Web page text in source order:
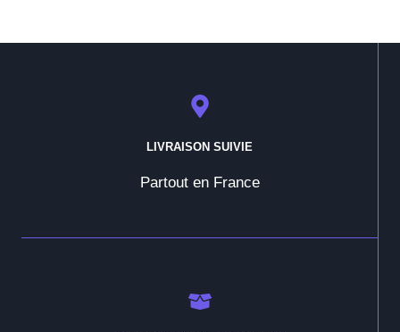
LIVRAISON SUIVIE
Partout en France